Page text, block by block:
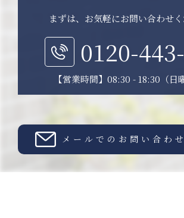
まずは、お気軽にお問い合わせく
0120-
【営業時間】08:30 - 18:30（日
メールでのお問い合わ